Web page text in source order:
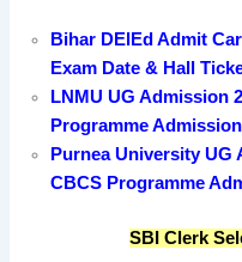
Bihar DElEd Admit
Exam Date & Hall
LNMU UG Admission
Programme
Purnea University UG
CBCS Programme
SBI Clerk